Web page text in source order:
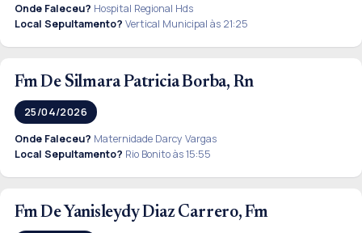
Onde Faleceu? Hospital Regional Hds
Local Sepultamento? Vertical Municipal às 21:25
Fm De Silmara Patricia Borba, Rn
25/04/2026
Onde Faleceu? Maternidade Darcy Vargas
Local Sepultamento? Rio Bonito às 15:55
Fm De Yanisleydy Diaz Carrero, Fm